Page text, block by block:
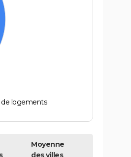
logements
Moyenne
des villes